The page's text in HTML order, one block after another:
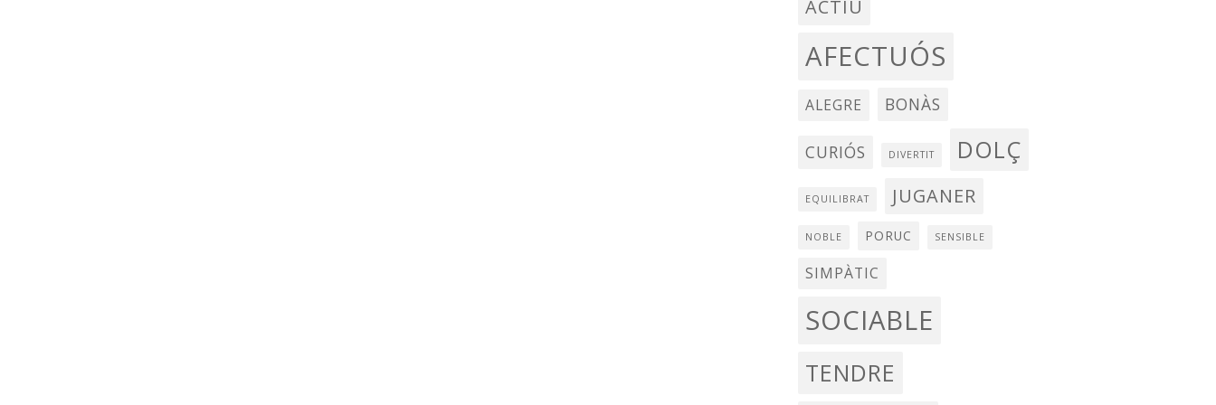
ACTIU
AFECTUÓS
ALEGRE BONÀS
CURIÓS DIVERTIT DOLÇ
EQUILIBRAT JUGANER
NOBLE PORUC SENSIBLE
SIMPÀTIC
SOCIABLE
TENDRE